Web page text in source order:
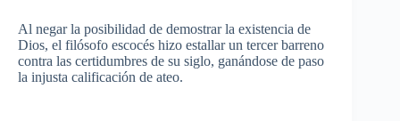
Al negarla posibilidad de demostrarla existencia de
Dios, el filósofo escocés hizo estallarun tercer barreno
contra las certidumbres de su siglo, ganándose de paso
la injusta calificación de ateo.